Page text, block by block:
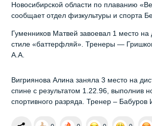
Новосибирской области по плаванию
сообщает отдел физкультуры и спорта
Гуменников Матвей завоевал 1 место
стиле «баттерфляй». Тренеры —
А.А.
Вигриянова Алина заняла 3 место на
спине с результатом 1.22.96, выполнив
спортивного разряда. Тренер – Бабуров